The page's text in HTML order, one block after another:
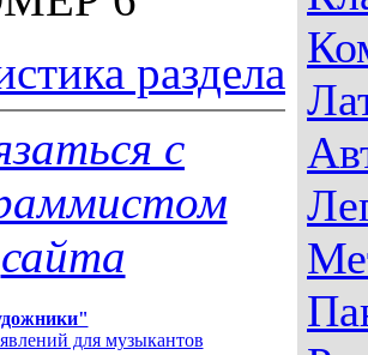
раздела
с
сайта
для музыкантов